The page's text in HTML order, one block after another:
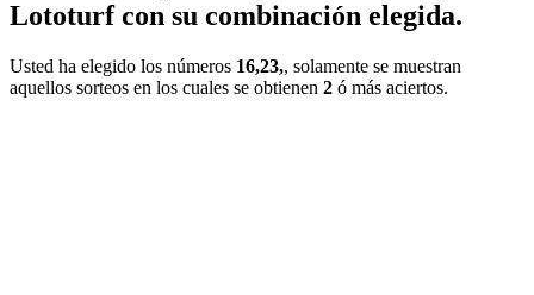
Lototurf con su combinación elegida.
Usted ha elegido los números 16,23,, solamente se muestran
aquellos sorteos en los cuales se obtienen 2 ó más aciertos.